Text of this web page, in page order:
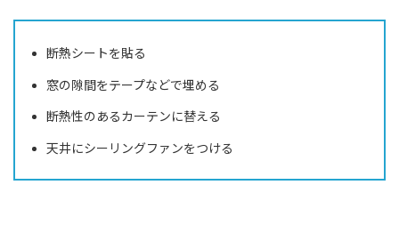
断熱シートを貼る
窓の隙間をテープなどで埋める
断熱性のあるカーテンに替える
天井にシーリングファンをつける